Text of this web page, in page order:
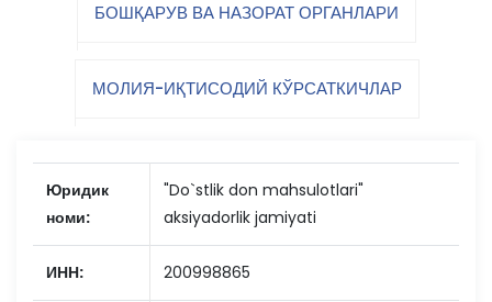
БОШҚАРУВ ВА НАЗОРАТ ОРГАНЛАРИ
МОЛИЯ-ИҚТИСОДИЙ КЎРСАТКИЧЛАР
Юридик
номи:
"Do`stlik don mahsulotlari"
aksiyadorlik jamiyati
ИНН: 200998865